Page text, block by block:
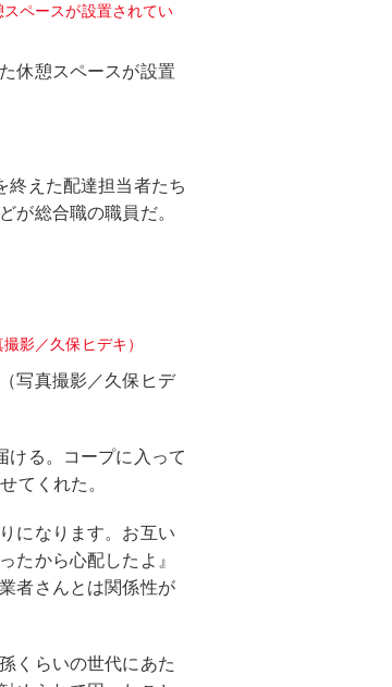
休憩スペースが設置
終えた配達担当者たち
が総合職の職員だ。
写真撮影／久保ヒデ
ける。コープに入って
てくれた。
になります。お互い
たから心配したよ』
者さんとは関係性が
くらいの世代にあた